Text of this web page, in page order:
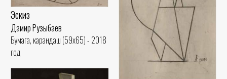
Эскиз
Дамир Рузыбаев
Бумага, карандаш (59x65) - 2018
год